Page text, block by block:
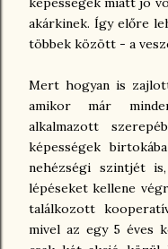
akárkinek. Így előre
többek között - a
Mert hogyan is
amikor már
alkalmazott
képességek
nehézségi szintjét
lépéseket kellene
találkozott
mivel az egy 5 éves